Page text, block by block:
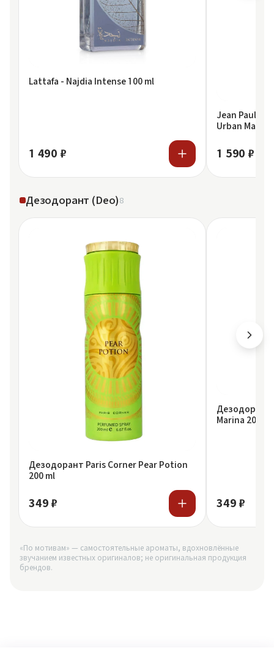
Lattafa - Najdia Intense 100 ml
1 490 ₽
Jean Paul
Urban Man
1 590 ₽
Дезодорант (Deo)8
Дезодорант Paris Corner Pear Potion
200 ml
349 ₽
Дезодорант
Marina 200 ml
349 ₽
«По мотивам» — самостоятельные ароматы, вдохновлённые
звучанием известных оригиналов; не оригинальная продукция
брендов.